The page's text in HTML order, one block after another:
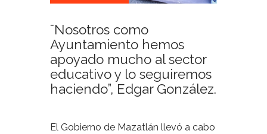
¨Nosotros como
Ayuntamiento hemos
apoyado mucho al sector
educativo y lo seguiremos
haciendo”, Edgar González.
El Gobierno de Mazatlán llevó a cabo